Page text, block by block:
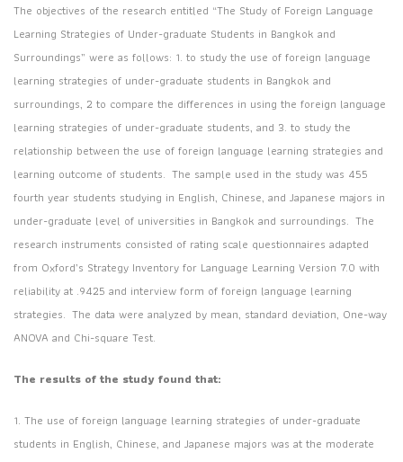
The objectives of the research entitled “The Study of Foreign Language
Learning Strategies of Under-graduate Students in Bangkok and
Surroundings” were as follows: 1. to study the use of foreign language
learning strategies of under-graduate students in Bangkok and
surroundings, 2 to compare the differences in using the foreign language
learning strategies of under-graduate students, and 3. to study the
relationship between the use of foreign language learning strategies and
learning outcome of students. The sample used in the study was 455
fourth year students studying in English, Chinese, and Japanese majors in
under-graduate level of universities in Bangkok and surroundings. The
research instruments consisted of rating scale questionnaires adapted
from Oxford’s Strategy Inventory for Language Learning Version 7.0 with
reliability at .9425 and interview form of foreign language learning
strategies. The data were analyzed by mean, standard deviation, One-way
ANOVA and Chi-square Test.
The results of the study found that:
1. The use of foreign language learning strategies of under-graduate
students in English, Chinese, and Japanese majors was at the moderate